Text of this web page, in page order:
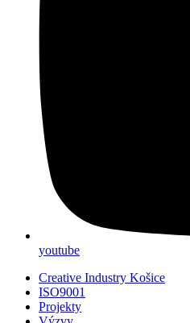
youtube
Creative Industry Košice
ISO9001
Projekty